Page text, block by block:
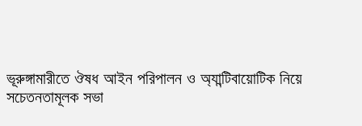
ভূরুঙ্গামারীতে ঔষধ আইন পরিপালন ও অ্যান্টিবায়োটিক নিয়ে
সচেতনতামূলক সভা